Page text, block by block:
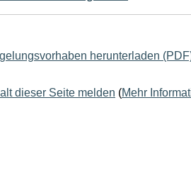
herunterladen
dieser Seite melden (Mehr